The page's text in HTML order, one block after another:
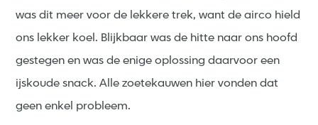
was dit meer voor de lekkere trek, want de airco hield
ons lekker koel. Blijkbaar was de hitte naar ons hoofd
gestegen en was de enige oplossing daarvoor een
ijskoude snack. Alle zoetekauwen hier vonden dat
geen enkel probleem.